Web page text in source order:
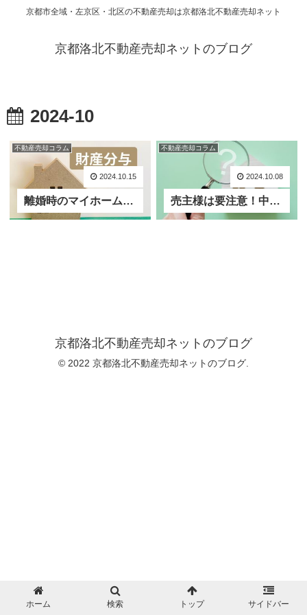
京都市全域・左京区・北区の不動産売却は京都洛北不動産売却ネット
京都洛北不動産売却ネットのブログ
2024-10
不動産売却コラム
離婚時のマイホーム売却はどうなる？財産分与に伴う離婚時の不動産売却について
2024.10.15
不動産売却コラム
売主様は要注意！中古物件の売却リスクを最小限に抑える「物件状況報告書」について
2024.10.08
京都洛北不動産売却ネットのブログ
© 2022 京都洛北不動産売却ネットのブログ.
ホーム 検索 トップ サイドバー